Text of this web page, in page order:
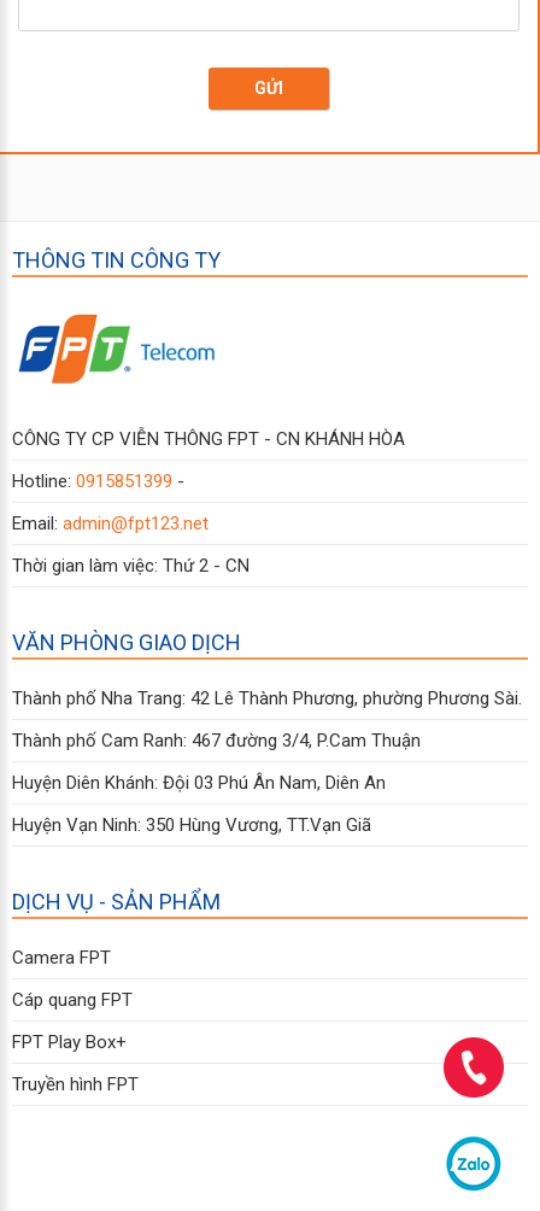
GỬI
THÔNG TIN CÔNG TY
CÔNG TY CP VIỄN THÔNG FPT - CN KHÁNH HÒA
Hotline: 0915851399 -
Email: admin@fpt123.net
Thời gian làm việc: Thứ 2 - CN
VĂN PHÒNG GIAO DỊCH
Thành phố Nha Trang: 42 Lê Thành Phương, phường Phương Sài.
Thành phố Cam Ranh: 467 đường 3/4, P.Cam Thuận
Huyện Diên Khánh: Đội 03 Phú Ân Nam, Diên An
Huyện Vạn Ninh: 350 Hùng Vương, TT.Vạn Giã
DỊCH VỤ - SẢN PHẨM
Camera FPT
Cáp quang FPT
FPT Play Box+
Truyền hình FPT